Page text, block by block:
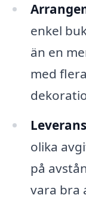
enkel
än en
med
olika
på
vara bra